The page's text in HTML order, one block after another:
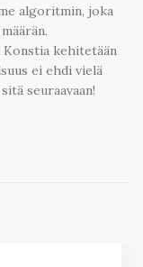
algoritmin, joka
Konstia kehitetään
ei ehdi vielä
seuraavaan!